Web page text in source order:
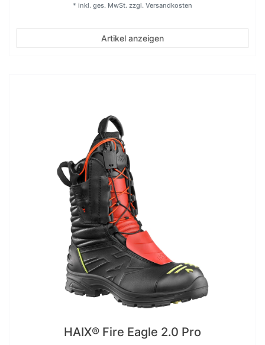
Artikel anzeigen
* inkl. ges. MwSt. zzgl. Versandkosten
HAIX® Fire Eagle 2.0 Pro